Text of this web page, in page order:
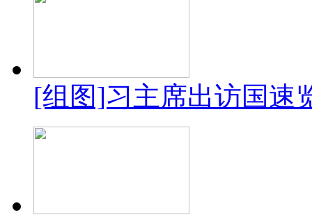
[组图]习主席出访国速